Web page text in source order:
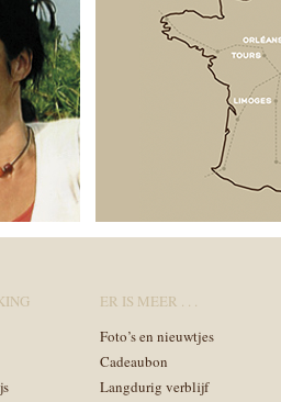
ER IS MEER . . .
Foto’s en nieuwtjes
Cadeaubon
Langdurig verblijf